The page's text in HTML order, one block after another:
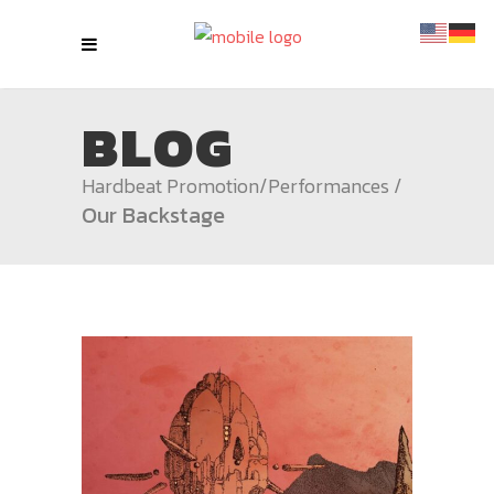
BLOG
Hardbeat Promotion/Performances /
Our Backstage